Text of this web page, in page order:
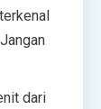
dari